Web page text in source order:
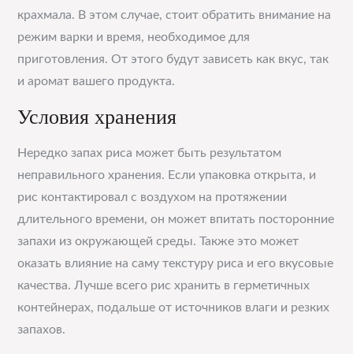
крахмала. В этом случае, стоит обратить внимание на
режим варки и время, необходимое для
приготовления. От этого будут зависеть как вкус, так
и аромат вашего продукта.
Условия хранения
Нередко запах риса может быть результатом
неправильного хранения. Если упаковка открыта, и
рис контактировал с воздухом на протяжении
длительного времени, он может впитать посторонние
запахи из окружающей среды. Также это может
оказать влияние на саму текстуру риса и его вкусовые
качества. Лучше всего рис хранить в герметичных
контейнерах, подальше от источников влаги и резких
запахов.